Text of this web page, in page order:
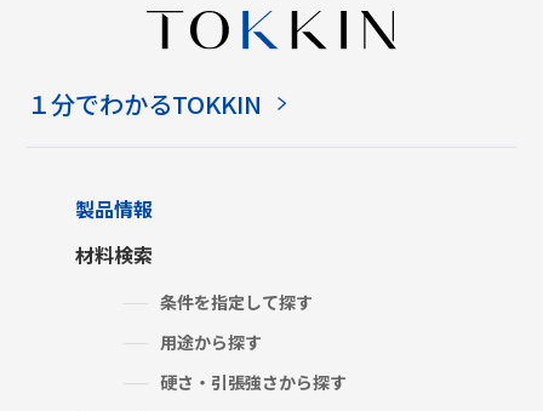
１分でわかるTOKKIN
製品情報
材料検索
条件を指定して探す
用途から探す
硬さ・引張強さから探す